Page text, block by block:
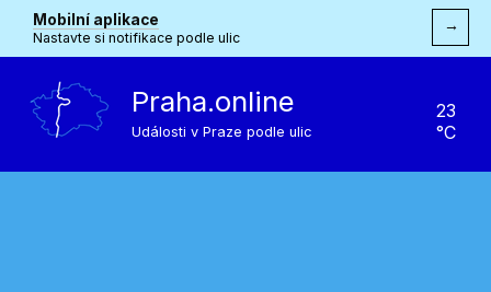
Mobilní aplikace
Nastavte si notifikace podle ulic
→
Praha.online
Události v Praze podle ulic
23
°C